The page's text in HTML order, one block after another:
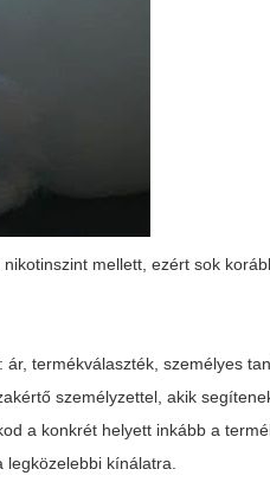
mellett, ezért sok
termékválaszték, személyes
személyzettel, akik
a konkrét helyett inkább a
kínálatra.